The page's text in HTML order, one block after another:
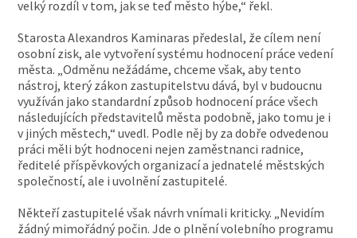
velký rozdíl v tom, jak se teď město hýbe,“ řekl.
Starosta Alexandros Kaminaras předeslal, že cílem není
osobní zisk, ale vytvoření systému hodnocení práce vedení
města. „Odměnu nežádáme, chceme však, aby tento
nástroj, který zákon zastupitelstvu dává, byl v budoucnu
využíván jako standardní způsob hodnocení práce všech
následujících představitelů města podobně, jako tomu je i
v jiných městech,“ uvedl. Podle něj by za dobře odvedenou
práci měli být hodnoceni nejen zaměstnanci radnice,
ředitelé příspěvkových organizací a jednatelé městských
společností, ale i uvolnění zastupitelé.
Někteří zastupitelé však návrh vnímali kriticky. „Nevidím
žádný mimořádný počin. Jde o plnění volebního programu